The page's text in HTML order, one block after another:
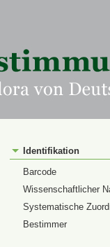
Identifikation
Barcode
Wissenschaftlicher
Systematische
Bestimmer